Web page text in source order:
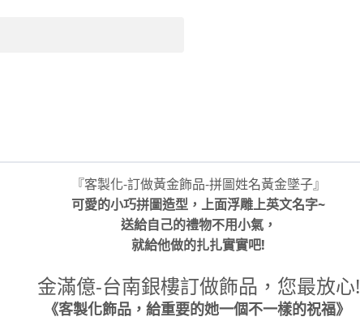
『客製化-訂做黃金飾品-拼圖姓名黃金墜子』
可愛的小巧拼圖造型，上面浮雕上英文名字~
送給自己的禮物不用小氣，
就給他做的扎扎實實吧!
金滿億-台南銀樓訂做飾品，您最放心!
《客製化飾品，給重要的她一個不一樣的祝福》